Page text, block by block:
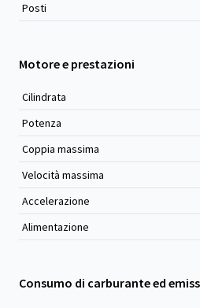
Posti
Motore e prestazioni
Cilindrata
Potenza
Coppia massima
Velocità massima
Accelerazione
Alimentazione
Consumo di carburante ed